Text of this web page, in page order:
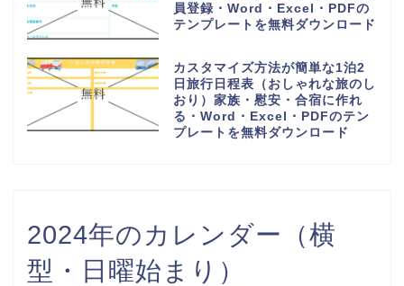
員登録・Word・Excel・PDFの
テンプレートを無料ダウンロード
カスタマイズ方法が簡単な1泊2
日旅行日程表（おしゃれな旅のし
おり）家族・慰安・合宿に作れ
る・Word・Excel・PDFのテン
プレートを無料ダウンロード
2024年のカレンダー（横
型・日曜始まり）